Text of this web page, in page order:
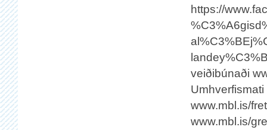
https://
veiðibúnaði
www.mbl.is/
www.mbl.is/